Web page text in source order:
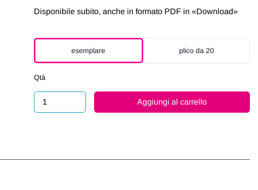
Disponibile subito, anche in formato PDF in «Download»
esemplare plico da 20
Qtà
Aggiungi al carrello